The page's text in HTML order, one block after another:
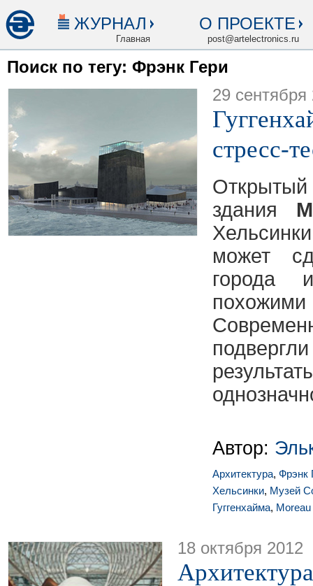
ЖУРНАЛ
Главная
О ПРОЕКТЕ
post@artelectronics.ru
Поиск по тегу: Фрэнк Гери
29 сентября
стресс-
здания
может
города
С
Автор:
Архитектура, Фрэнк
Хельсинки, Музей
Гуггенхайма,
18 октября 2012